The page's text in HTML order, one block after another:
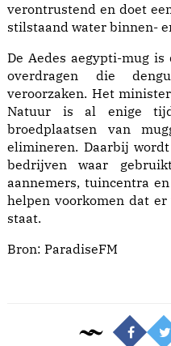
verontrustend en doet
stilstaand water binnen-
De Aedes aegypti-mug
overdragen die
veroorzaken. Het
Natuur is al enige
broedplaatsen van
elimineren. Daarbij
bedrijven waar
aannemers, tuincentra
helpen voorkomen dat
staat.
Bron: ParadiseFM